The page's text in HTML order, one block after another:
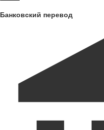
Банковский перевод